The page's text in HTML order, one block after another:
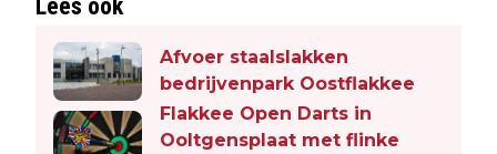
Lees ook
Afvoer staalslakken
bedrijvenpark Oostflakkee
Flakkee Open Darts in
Ooltgensplaat met flinke